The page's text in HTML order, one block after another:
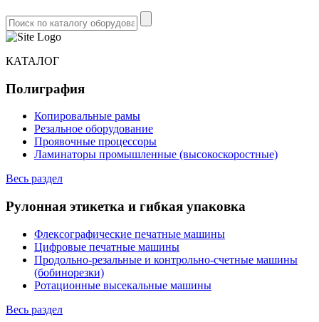
КАТАЛОГ
Полиграфия
Копировальные рамы
Резальное оборудование
Проявочные процессоры
Ламинаторы промышленные (высокоскоростные)
Весь раздел
Рулонная этикетка и гибкая упаковка
Флексографические печатные машины
Цифровые печатные машины
Продольно-резальные и контрольно-счетные машины
(бобинорезки)
Ротационные высекальные машины
Весь раздел